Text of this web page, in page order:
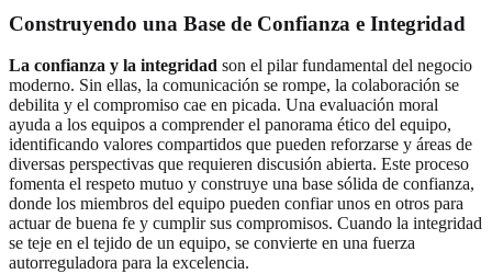
Construyendo una Base de Confianza e Integridad
La confianza y la integridad son el pilar fundamental del negocio
moderno. Sin ellas, la comunicación se rompe, la colaboración se
debilita y el compromiso cae en picada. Una evaluación moral
ayuda a los equipos a comprender el panorama ético del equipo,
identificando valores compartidos que pueden reforzarse y áreas de
diversas perspectivas que requieren discusión abierta. Este proceso
fomenta el respeto mutuo y construye una base sólida de confianza,
donde los miembros del equipo pueden confiar unos en otros para
actuar de buena fe y cumplir sus compromisos. Cuando la integridad
se teje en el tejido de un equipo, se convierte en una fuerza
autorreguladora para la excelencia.